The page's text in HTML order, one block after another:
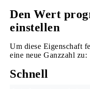
Den Wert
einstellen
Um diese Eigenschaft
eine neue Ganzzahl zu:
Schnell